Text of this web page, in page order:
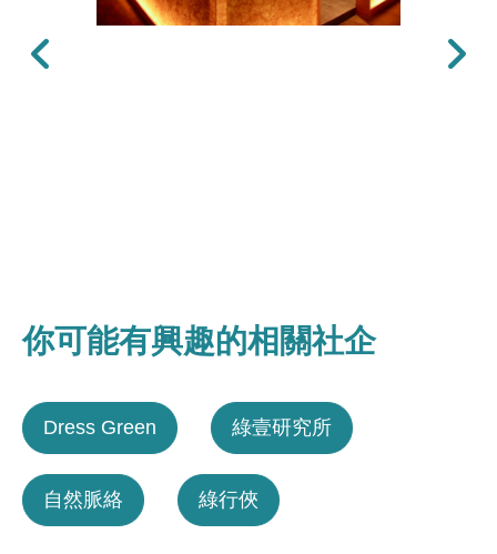
下一張
你可能有興趣的相關社企
Dress Green 綠壹研究所
自然脈絡 綠行俠